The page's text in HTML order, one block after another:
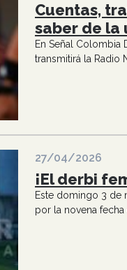
Cuentas,
saber de la
En Señal
transmitirá la Radio
27/04/2026
¡El derbi
Este domingo 3 de
por la novena fecha